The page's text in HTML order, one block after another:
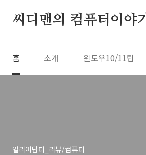
씨디맨의 컴퓨터이야기
홈 소개 윈도우10/11팁
얼리어답터_리뷰/컴퓨터